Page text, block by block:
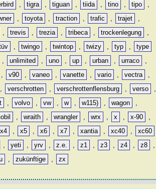
, tigra , tiguan , tiida , tino , tipo
,
, toyota , traction , trafic , trajet
,
, trevis , trezia , tribeca , trockenlegung
,
, twingo , twintop , twizy , typ ,
type
, unlimited , uno , up , urban , urraco
,
, v90 , vaneo , vanette , vario , vectra
,
, verschrotten , verschrottenflensburg , verso
,
, volvo , vw , w , w115) , wagon
,
, wraith , wrangler , wrx , x , x-90
,
x4 , x5 , x6 , x7 , xantia , xc40 ,
xc60
, yeti , yrv , z.e. , z1 , z3 , z4 , z8
,
, zukünftige , zx